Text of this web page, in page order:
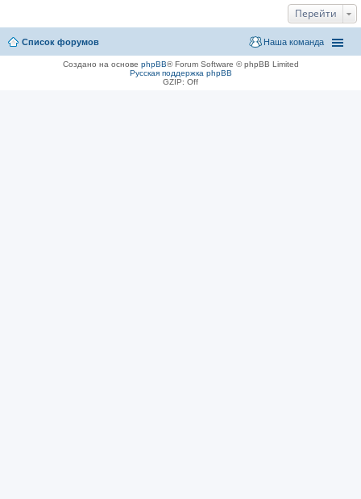
Перейти
Список форумов Наша команда
Создано на основе phpBB® Forum Software © phpBB Limited
Русская поддержка phpBB
GZIP: Off